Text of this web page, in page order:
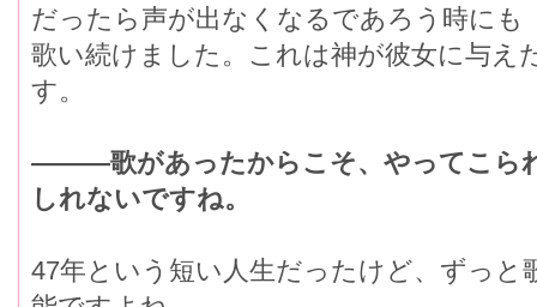
だったら声が出なくなるであろう時にも
歌い続けました。これは神が彼女に与え
す。
―――歌があったからこそ、やってこら
しれないですね。
47年という短い人生だったけど、ずっ